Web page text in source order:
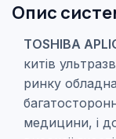
Опис
TOSHIBA
китів
ринку
медицини, і